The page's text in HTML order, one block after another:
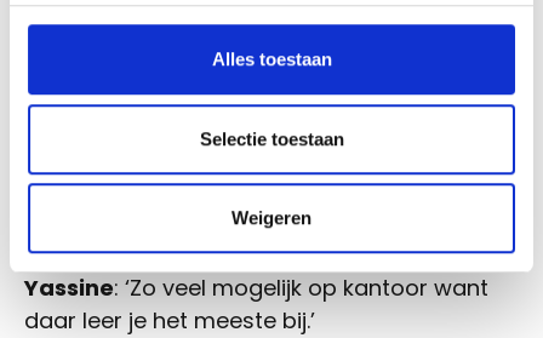
Alles toestaan
Selectie toestaan
Weigeren
Yassine: ‘Ik doe nog een vervolgtraject
Toegepaste Informatica van twee jaar.
thuis/op kot werken of op kantoor werken?
Yassine: ‘Zo veel mogelijk op kantoor want
daar leer je het meeste bij.’